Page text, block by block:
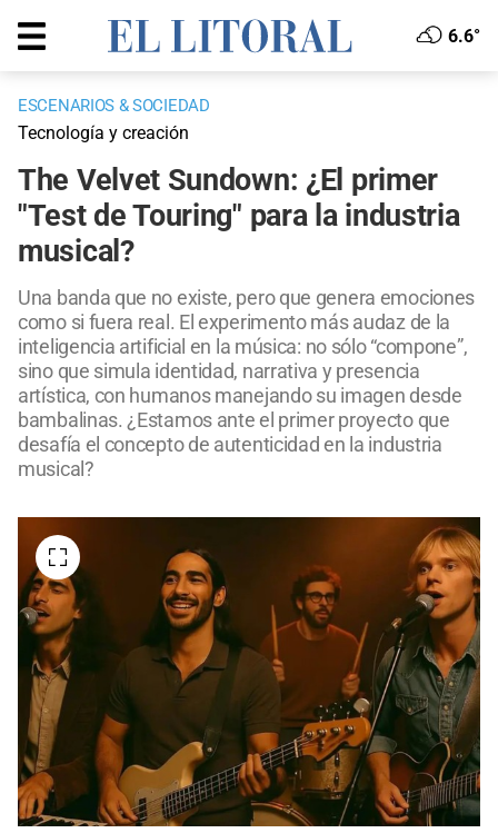
6.6°
ESCENARIOS & SOCIEDAD
Tecnología y creación
The Velvet Sundown: ¿El primer
"Test de Touring" para la industria
musical?
Una banda que no existe, pero que genera emociones
como si fuera real. El experimento más audaz de la
inteligencia artificial en la música: no sólo “compone”,
sino que simula identidad, narrativa y presencia
artística, con humanos manejando su imagen desde
bambalinas. ¿Estamos ante el primer proyecto que
desafía el concepto de autenticidad en la industria
musical?